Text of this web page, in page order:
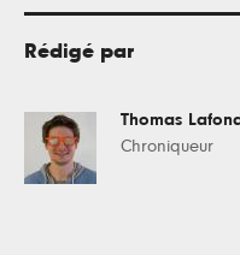
Rédigé par
Thomas Lafond
Chroniqueur